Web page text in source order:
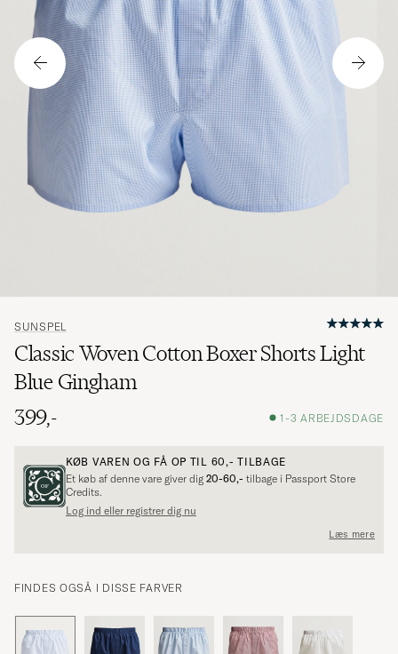
SUNSPEL
Classic Woven Cotton Boxer Shorts Light
Blue Gingham
399,-
1-3 ARBEJDSDAGE
KØB VAREN OG FÅ OP TIL 60,- TILBAGE
Et køb af denne vare giver dig 20-60,- tilbage i Passport Store
Credits.
Log ind eller registrer dig nu
Læs mere
FINDES OGSÅ I DISSE FARVER